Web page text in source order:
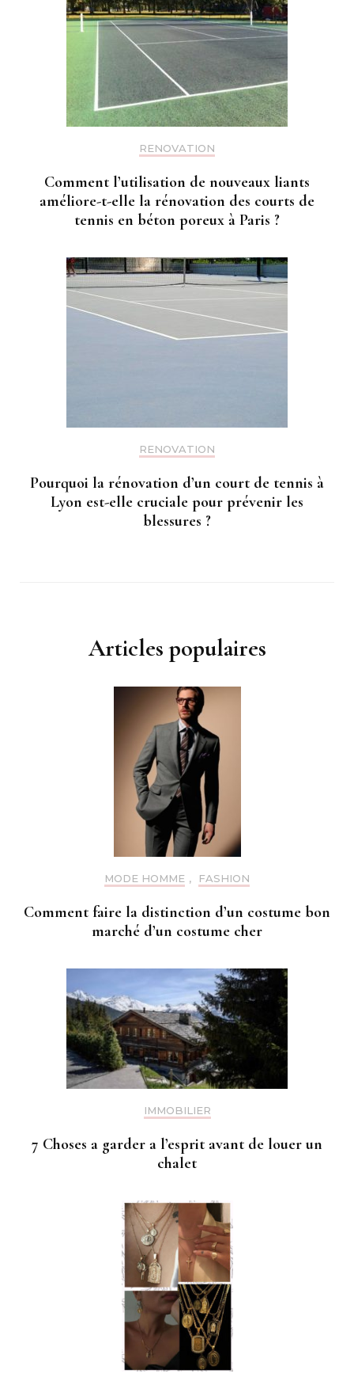
RENOVATION
Comment l’utilisation de nouveaux liants
améliore-t-elle la rénovation des courts de
tennis en béton poreux à Paris ?
RENOVATION
Pourquoi la rénovation d’un court de tennis à
Lyon est-elle cruciale pour prévenir les
blessures ?
Articles populaires
MODE HOMME , FASHION
Comment faire la distinction d’un costume bon
marché d’un costume cher
IMMOBILIER
7 Choses a garder a l’esprit avant de louer un
chalet